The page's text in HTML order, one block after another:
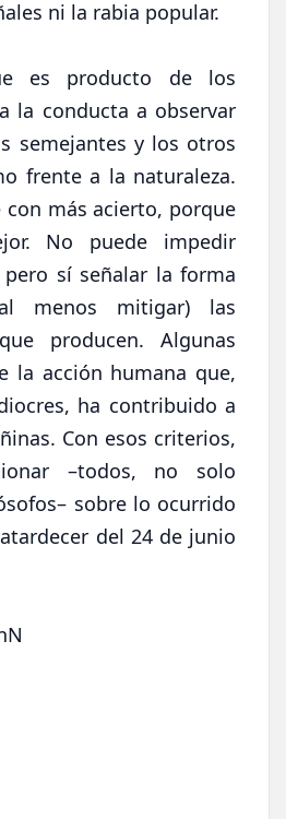
ni la rabia popular.
es producto de los
la conducta a observar
semejantes y los otros
frente a la naturaleza.
con más acierto, porque
No puede impedir
sí señalar la forma
menos mitigar) las
producen. Algunas
la acción humana que,
ha contribuido a
Con esos criterios,
–todos, no solo
sobre lo ocurrido
del 24 de junio